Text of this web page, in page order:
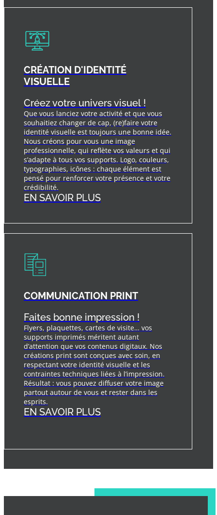
CRÉATION D'IDENTITÉ
VISUELLE
Créez votre univers visuel !
Que vous lanciez votre activité et que vous
souhaitiez changer de cap, (re)faire votre
identité visuelle est toujours une bonne idée.
Nous créons pour vous une image
professionnelle, qui reflète vos valeurs et qui
s’adapte à tous vos supports. Logo, couleurs,
typographies, icônes : chaque élément est
pensé pour renforcer votre présence et votre
crédibilité.
EN SAVOIR PLUS
COMMUNICATION PRINT
Faites bonne impression !
Flyers, plaquettes, cartes de visite… vos
supports imprimés méritent autant
d’attention que vos contenus digitaux. Nos
créations print sont conçues avec soin, en
respectant votre identité visuelle et les
contraintes techniques liées à l’impression.
Résultat : vous pouvez diffuser votre image
partout autour de vous et rester dans les
esprits.
EN SAVOIR PLUS